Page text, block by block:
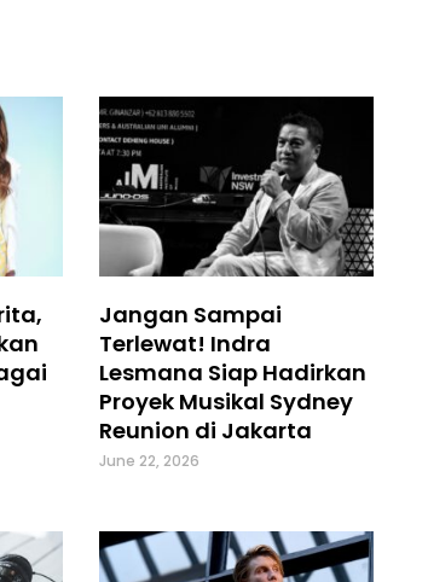
Jangan Sampai
Terlewat! Indra
Lesmana Siap Hadirkan
Proyek Musikal Sydney
Reunion di Jakarta
June 22, 2026